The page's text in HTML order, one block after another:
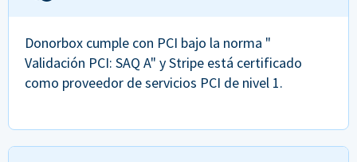
Donorbox cumple con PCI bajo la norma "
Validación PCI: SAQ A" y Stripe está certificado
como proveedor de servicios PCI de nivel 1.